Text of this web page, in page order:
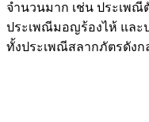
และฆราวาสปรับปรุงขึ้นเ
จำนวนมาก เช่น ประเพ
ประเพณีมอญร้องไห้ และ